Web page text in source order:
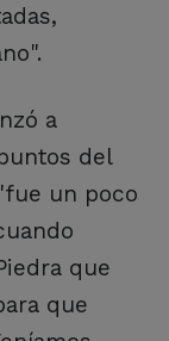
a
del
un poco
que
que